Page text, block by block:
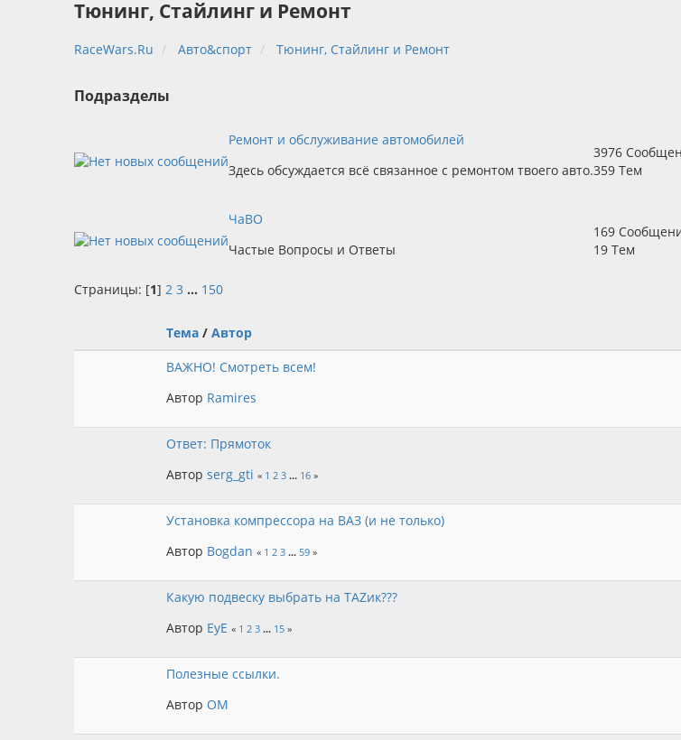
Тюнинг, Стайлинг и Ремонт
RaceWars.Ru Авто&спорт Тюнинг, Стайлинг и Ремонт
Подразделы
Ремонт и обслуживание автомобилей
Здесь обсуждается всё связанное с ремонтом твоего авто.
3976
359 Тем
ЧаВО
Частые Вопросы и Ответы
169
19 Тем
Страницы: [1] 2 3 ... 150
Тема /Автор
ВАЖНО! Смотреть всем!
Автор Ramires
Ответ: Прямоток
Авторserg_gti « 1 2 3 ... 16 »
Установка компрессора на ВАЗ (и не только)
Автор Bogdan « 1 2 3 ... 59 »
Какую подвеску выбрать на ТАZик???
Автор EyE « 1 2 3 ... 15 »
Полезные ссылки.
Автор OM